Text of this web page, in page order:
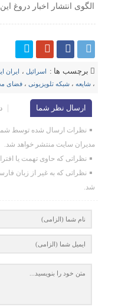
الگوی انتشار اخبار دروغ
برچسب ها : اسرائیل ، ایران
،شایعه ،شبکه تلویزیونی ،فضای
ارسال نظر شما
نظرات ارسال شده توسط
مدیران سایت منتشر خواهد شد.
نظراتی که حاوی تهمت یا
نظراتی که به غیر از زبان
شد.